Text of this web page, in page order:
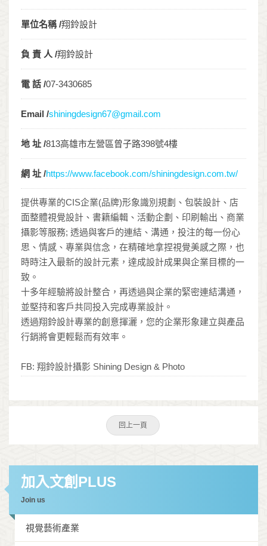
單位名稱 /翔鈴設計
負 責 人 /翔鈴設計
電 話 /07-3430685
Email /shiningdesign67@gmail.com
地 址 /813高雄市左營區曾子路398號4樓
網 址 /https://www.facebook.com/shiningdesign.com.tw/
提供專業的CIS企業(品牌)形象識別規劃、包裝設計、店
面整體視覺設計、書籍編輯、活動企劃、印刷輸出、商業
攝影等服務; 透過與客戶的連結、溝通，投注的每一份心
思、情感、專業與信念，在精確地拿捏視覺美感之際，也
時時注入最新的設計元素，達成設計成果與企業目標的一
致。
十多年經驗將設計整合，再透過與企業的緊密連結溝通，
並堅持和客戶共同投入完成專業設計。
透過翔鈴設計專業的創意揮灑，您的企業形象建立與產品
行銷將會更輕鬆而有效率。
FB: 翔鈴設計攝影 Shining Design & Photo
回上一頁
加入文創PLUS
Join us
視覺藝術產業